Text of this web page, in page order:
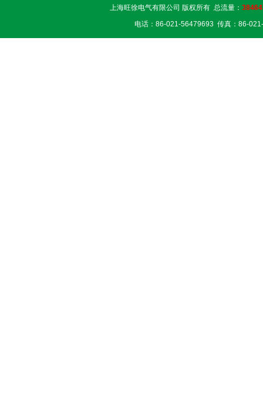
上海旺徐电气有限公司 版权所有 总流量：
电话：86-021-56479693 传真：86-